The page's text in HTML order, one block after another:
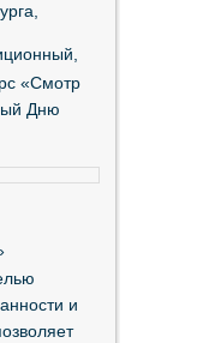
«Смотр
Дню
и